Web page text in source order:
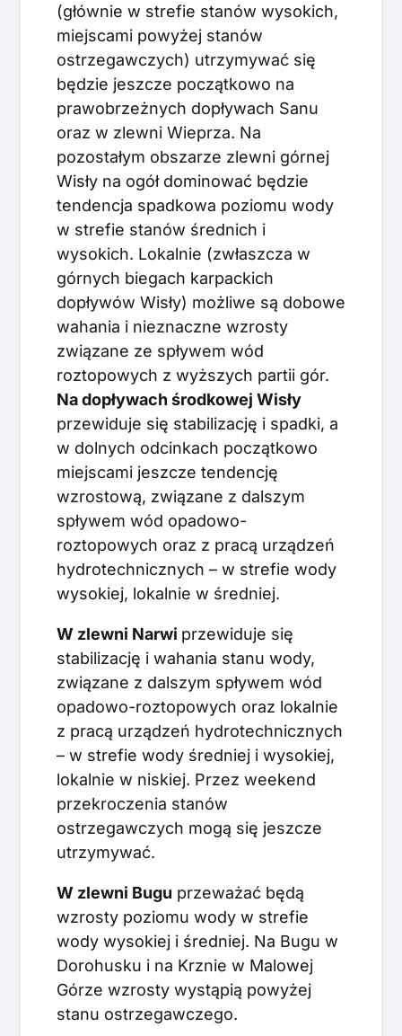
(głównie w strefie stanów wysokich,
miejscami powyżej stanów
ostrzegawczych) utrzymywać się
będzie jeszcze początkowo na
prawobrzeżnych dopływach Sanu
oraz w zlewni Wieprza. Na
pozostałym obszarze zlewni górnej
Wisły na ogół dominować będzie
tendencja spadkowa poziomu wody
w strefie stanów średnich i
wysokich. Lokalnie (zwłaszcza w
górnych biegach karpackich
dopływów Wisły) możliwe są dobowe
wahania i nieznaczne wzrosty
związane ze spływem wód
roztopowych z wyższych partii gór.
Na dopływach środkowej Wisły
przewiduje się stabilizację i spadki, a
w dolnych odcinkach początkowo
miejscami jeszcze tendencję
wzrostową, związane z dalszym
spływem wód opadowo-
roztopowych oraz z pracą urządzeń
hydrotechnicznych – w strefie wody
wysokiej, lokalnie w średniej.
W zlewni Narwi przewiduje się
stabilizację i wahania stanu wody,
związane z dalszym spływem wód
opadowo-roztopowych oraz lokalnie
z pracą urządzeń hydrotechnicznych
– w strefie wody średniej i wysokiej,
lokalnie w niskiej. Przez weekend
przekroczenia stanów
ostrzegawczych mogą się jeszcze
utrzymywać.
W zlewni Bugu przeważać będą
wzrosty poziomu wody w strefie
wody wysokiej i średniej. Na Bugu w
Dorohusku i na Krznie w Malowej
Górze wzrosty wystąpią powyżej
stanu ostrzegawczego.